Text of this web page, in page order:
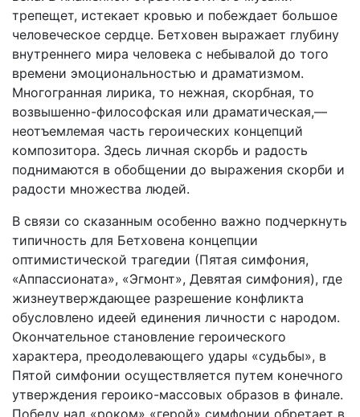
трепещет, истекает кровью и побеждает большое
человеческое сердце. Бетховен выражает глубину
внутреннего мира человека с не­бывалой до того
времени эмоциональностью и драматизмом.
Многогранная лирика, то нежная, скорбная, то
возвышенно-философская или драматическая,—
неотъемлемая часть герои­ческих концепций
композитора. Здесь личная скорбь и ра­дость
поднимаются в обобщении до выражения скорби и
ра­дости множества людей.
В связи со сказанным особенно важно подчеркнуть
типич­ность для Бетховена концепции
оптимистической трагедии (Пятая симфония,
«Аппассионата», «Эгмонт», Девятая сим­фония), где
жизнеутверждающее разрешение конфликта
обусловлено идеей единения личности с народом.
Окончатель­ное становление героического
характера, преодолевающего удары «судьбы», в
Пятой симфонии осуществляется путем ко­нечного
утверждения героико-массовых образов в финале.
Победу над «роком» «герой» симфонии обретает в